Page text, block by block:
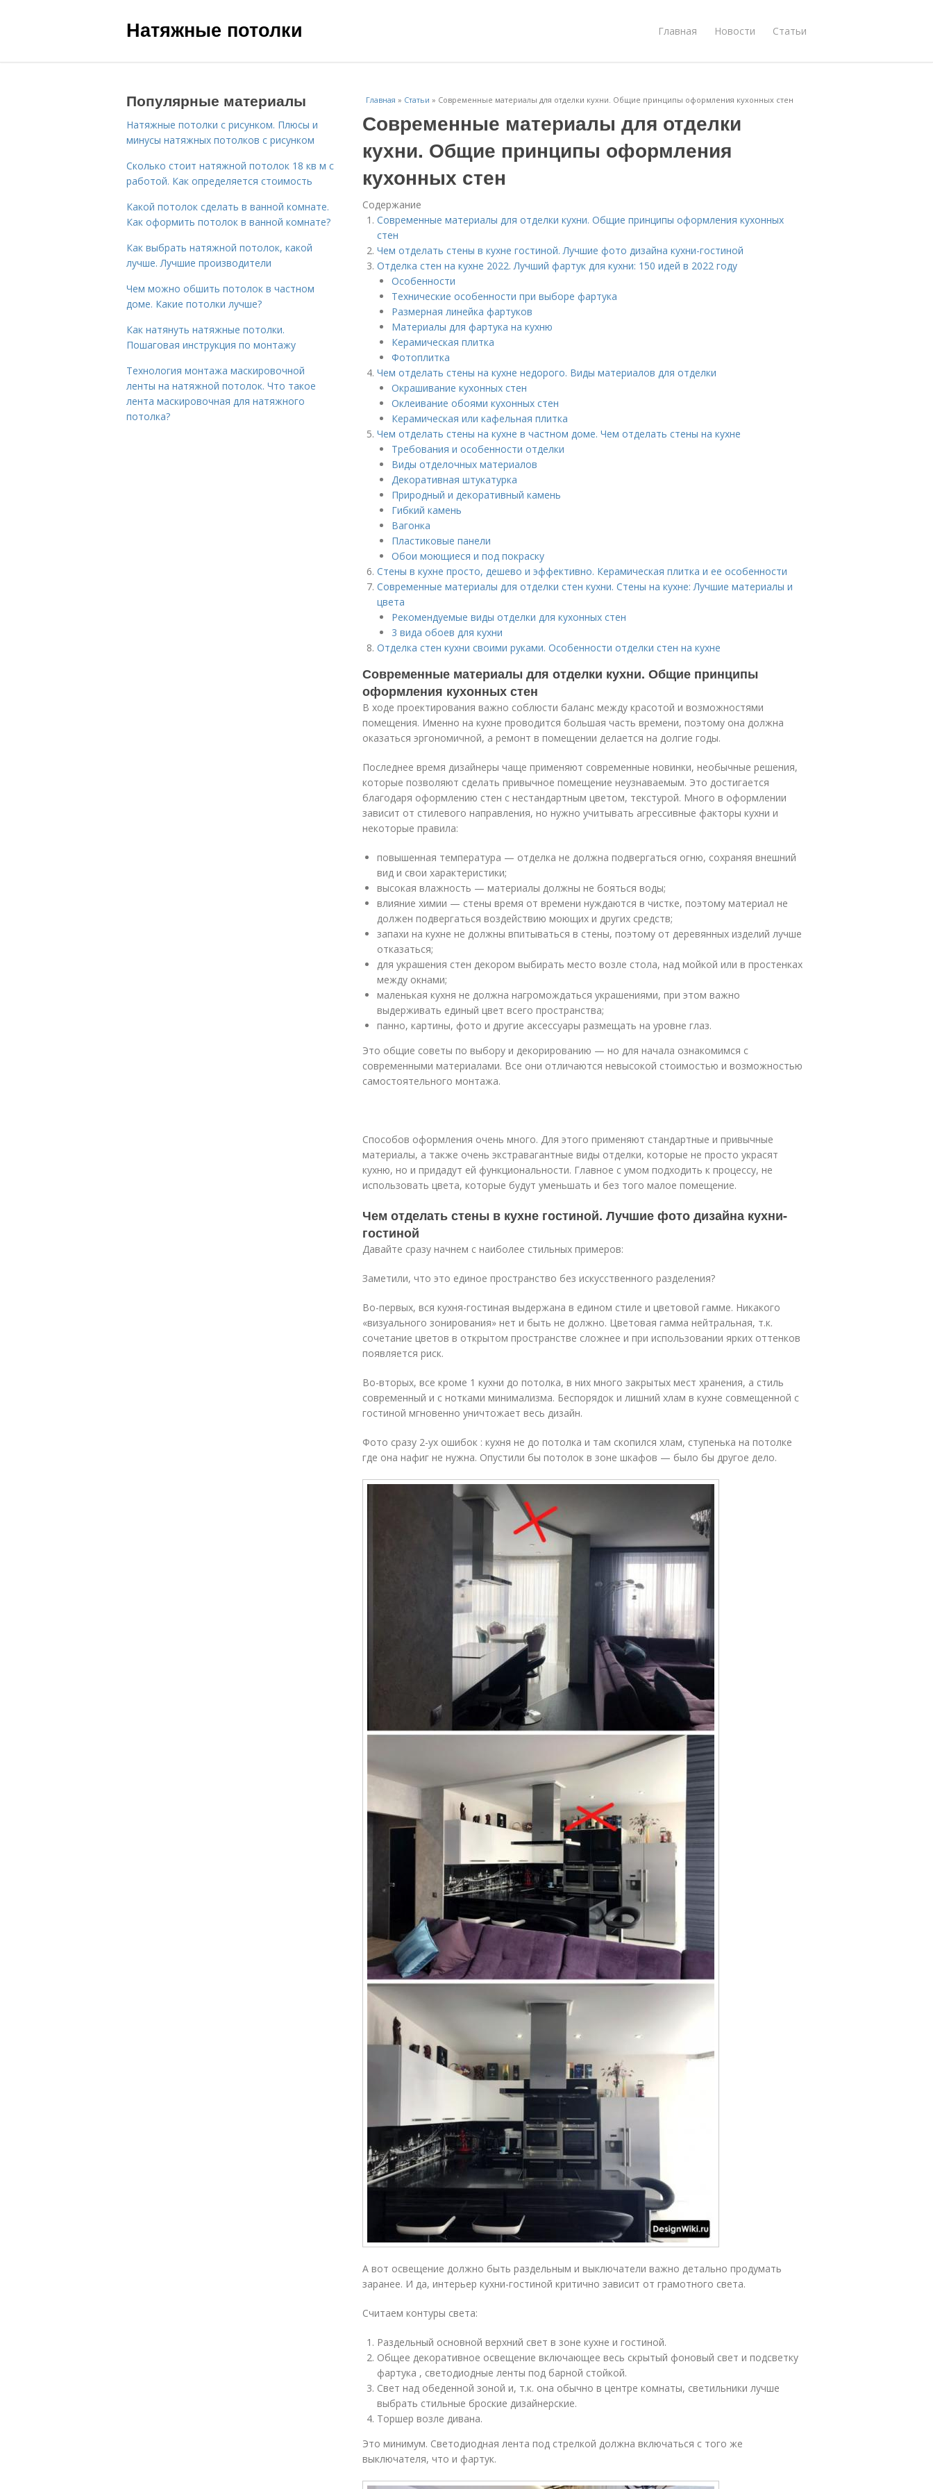
Натяжные потолки Главная Новости Статьи
Главная » Статьи » Современные материалы для отделки кухни. Общие принципы оформления кухонных стен
Современные материалы для отделки
кухни. Общие принципы оформления
кухонных стен
Содержание
Современные материалы для отделки кухни. Общие принципы оформления кухонных
стен
Чем отделать стены в кухне гостиной. Лучшие фото дизайна кухни-гостиной
Отделка стен на кухне 2022. Лучший фартук для кухни: 150 идей в 2022 году
Особенности
Технические особенности при выборе фартука
Размерная линейка фартуков
Материалы для фартука на кухню
Керамическая плитка
Фотоплитка
Чем отделать стены на кухне недорого. Виды материалов для отделки
Окрашивание кухонных стен
Оклеивание обоями кухонных стен
Керамическая или кафельная плитка
Чем отделать стены на кухне в частном доме. Чем отделать стены на кухне
Требования и особенности отделки
Виды отделочных материалов
Декоративная штукатурка
Природный и декоративный камень
Гибкий камень
Вагонка
Пластиковые панели
Обои моющиеся и под покраску
Стены в кухне просто, дешево и эффективно. Керамическая плитка и ее особенности
Современные материалы для отделки стен кухни. Стены на кухне: Лучшие материалы и
цвета
Рекомендуемые виды отделки для кухонных стен
3 вида обоев для кухни
Отделка стен кухни своими руками. Особенности отделки стен на кухне
Современные материалы для отделки кухни. Общие принципы
оформления кухонных стен
В ходе проектирования важно соблюсти баланс между красотой и возможностями
помещения. Именно на кухне проводится большая часть времени, поэтому она должна
оказаться эргономичной, а ремонт в помещении делается на долгие годы.
Последнее время дизайнеры чаще применяют современные новинки, необычные решения,
которые позволяют сделать привычное помещение неузнаваемым. Это достигается
благодаря оформлению стен с нестандартным цветом, текстурой. Много в оформлении
зависит от стилевого направления, но нужно учитывать агрессивные факторы кухни и
некоторые правила:
повышенная температура — отделка не должна подвергаться огню, сохраняя внешний
вид и свои характеристики;
высокая влажность — материалы должны не бояться воды;
влияние химии — стены время от времени нуждаются в чистке, поэтому материал не
должен подвергаться воздействию моющих и других средств;
запахи на кухне не должны впитываться в стены, поэтому от деревянных изделий лучше
отказаться;
для украшения стен декором выбирать место возле стола, над мойкой или в простенках
между окнами;
маленькая кухня не должна нагромождаться украшениями, при этом важно
выдерживать единый цвет всего пространства;
панно, картины, фото и другие аксессуары размещать на уровне глаз.
Это общие советы по выбору и декорированию — но для начала ознакомимся с
современными материалами. Все они отличаются невысокой стоимостью и возможностью
самостоятельного монтажа.
Способов оформления очень много. Для этого применяют стандартные и привычные
материалы, а также очень экстравагантные виды отделки, которые не просто украсят
кухню, но и придадут ей функциональности. Главное с умом подходить к процессу, не
использовать цвета, которые будут уменьшать и без того малое помещение.
Чем отделать стены в кухне гостиной. Лучшие фото дизайна кухни-
гостиной
Давайте сразу начнем с наиболее стильных примеров:
Заметили, что это единое пространство без искусственного разделения?
Во-первых, вся кухня-гостиная выдержана в едином стиле и цветовой гамме. Никакого
«визуального зонирования» нет и быть не должно. Цветовая гамма нейтральная, т.к.
сочетание цветов в открытом пространстве сложнее и при использовании ярких оттенков
появляется риск.
Во-вторых, все кроме 1 кухни до потолка, в них много закрытых мест хранения, а стиль
современный и с нотками минимализма. Беспорядок и лишний хлам в кухне совмещенной с
гостиной мгновенно уничтожает весь дизайн.
Фото сразу 2-ух ошибок : кухня не до потолка и там скопился хлам, ступенька на потолке
где она нафиг не нужна. Опустили бы потолок в зоне шкафов — было бы другое дело.
А вот освещение должно быть раздельным и выключатели важно детально продумать
заранее. И да, интерьер кухни-гостиной критично зависит от грамотного света.
Считаем контуры света:
Раздельный основной верхний свет в зоне кухне и гостиной.
Общее декоративное освещение включающее весь скрытый фоновый свет и подсветку
фартука , светодиодные ленты под барной стойкой.
Свет над обеденной зоной и, т.к. она обычно в центре комнаты, светильники лучше
выбрать стильные броские дизайнерские.
Торшер возле дивана.
Это минимум. Светодиодная лента под стрелкой должна включаться с того же
выключателя, что и фартук.
Популярные материалы
Натяжные потолки с рисунком. Плюсы и
минусы натяжных потолков с рисунком
Сколько стоит натяжной потолок 18 кв м с
работой. Как определяется стоимость
Какой потолок сделать в ванной комнате.
Как оформить потолок в ванной комнате?
Как выбрать натяжной потолок, какой
лучше. Лучшие производители
Чем можно обшить потолок в частном
доме. Какие потолки лучше?
Как натянуть натяжные потолки.
Пошаговая инструкция по монтажу
Технология монтажа маскировочной
ленты на натяжной потолок. Что такое
лента маскировочная для натяжного
потолка?